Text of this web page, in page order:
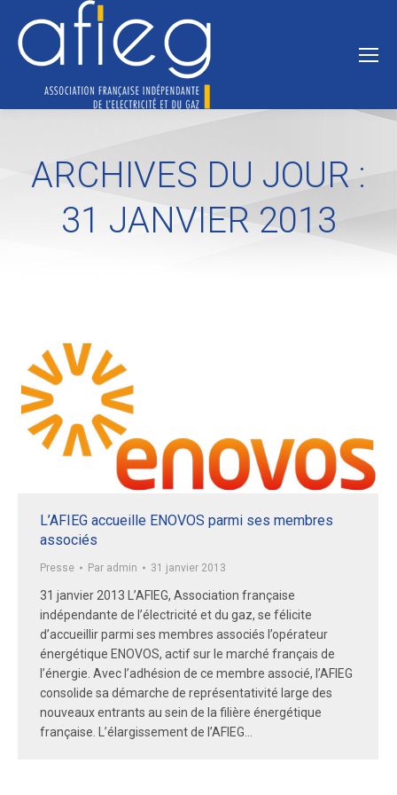
ARCHIVES DU JOUR :
31 JANVIER 2013
L’AFIEG accueille ENOVOS parmi ses membres
associés
Presse Par admin 31 janvier 2013
31 janvier 2013 L’AFIEG, Association française
indépendante de l’électricité et du gaz, se félicite
d’accueillir parmi ses membres associés l’opérateur
énergétique ENOVOS, actif sur le marché français de
l’énergie. Avec l’adhésion de ce membre associé, l’AFIEG
consolide sa démarche de représentativité large des
nouveaux entrants au sein de la filière énergétique
française. L’élargissement de l’AFIEG…